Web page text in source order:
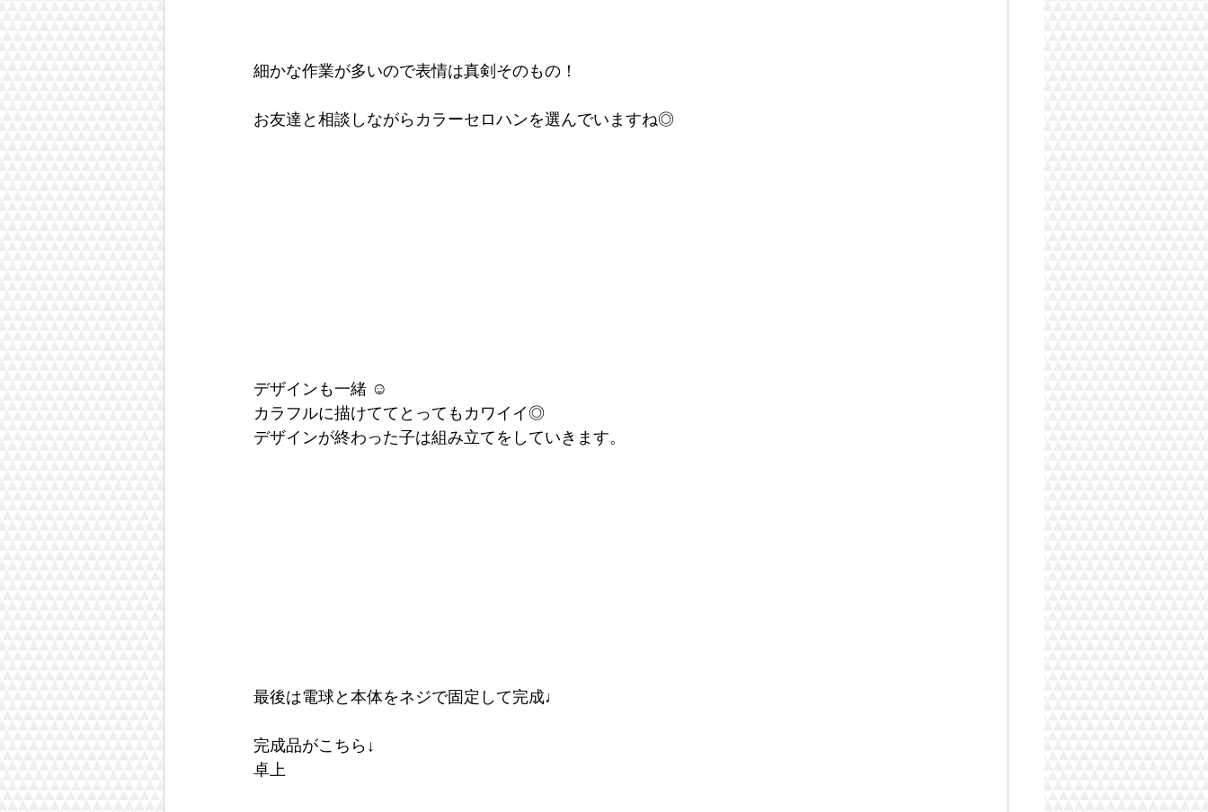
細かな作業が多いので表情は真剣そのもの！
お友達と相談しながらカラーセロハンを選んでいますね◎
デザインも一緒 ☺︎
カラフルに描けててとってもカワイイ◎
デザインが終わった子は組み立てをしていきます。
最後は電球と本体をネジで固定して完成♩
完成品がこちら↓
卓上